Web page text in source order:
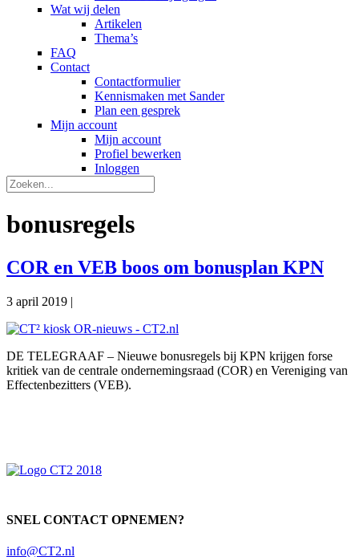
Wat wij delen
Artikelen
Thema’s
FAQ
Contact
Contactformulier
Kennismaken met Sander
Plan een gesprek
Mijn account
Mijn account
Profiel bewerken
Inloggen
bonusregels
COR en VEB boos om bonusplan KPN
3 april 2019 |
DE TELEGRAAF – Nieuwe bonusregels bij KPN krijgen forse
kritiek van de centrale ondernemingsraad (COR) en Vereniging van
Effectenbezitters (VEB).
SNEL CONTACT OPNEMEN?
info@CT2.nl